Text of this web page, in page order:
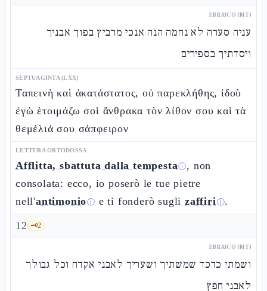
EBRAICO (MT)
עניה סערה לא נחמה הנה אנכי מרביץ בפוך אבניך
ויסדתיך בספירים
SEPTUAGINTA (LXX)
Ταπεινὴ καὶ ἀκατάστατος, οὐ παρεκλήθης, ἰδοὺ
ἐγὼ ἑτοιμάζω σοὶ ἄνθρακα τὸν λίθον σου καὶ τὰ
θεμέλιά σου σάπφειρον
LETTURA ORTODOSSA
Afflitta, sbattuta dalla tempestaⓘ, non
consolata: ecco, io poserò le tue pietre
nell'antimonioⓘ e ti fonderò suglizaffiriⓘ.
12 🗝️2
EBRAICO (MT)
ושמתי כדכד שמשתיך ושעריך לאבני אקדח וכל גבולך
לאבני חפץ